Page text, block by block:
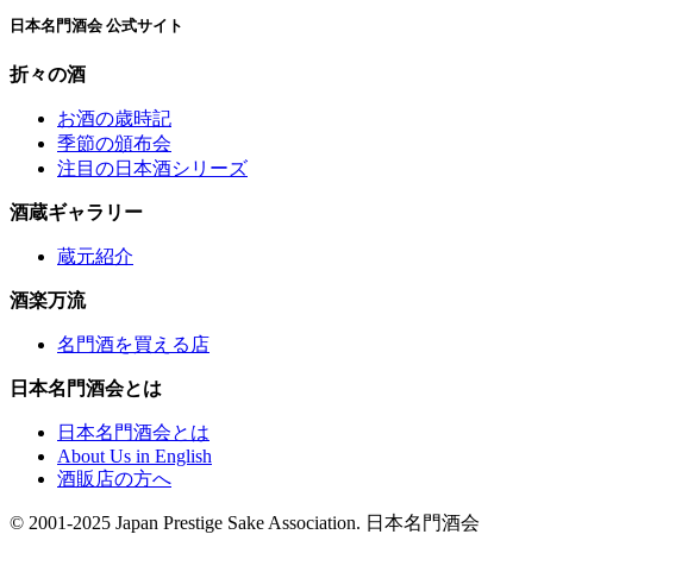
日本名門酒会 公式サイト
折々の酒
お酒の歳時記
季節の頒布会
注目の日本酒シリーズ
酒蔵ギャラリー
蔵元紹介
酒楽万流
名門酒を買える店
日本名門酒会とは
日本名門酒会とは
About Us in English
酒販店の方へ
© 2001-2025 Japan Prestige Sake Association. 日本名門酒会